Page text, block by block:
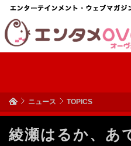
ニュース TOPICS
綾瀬はるか、あ